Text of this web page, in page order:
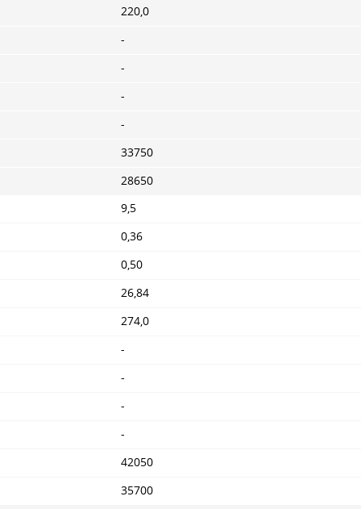
220,0
-
-
-
-
33750
28650
9,5
0,36
0,50
26,84
274,0
-
-
-
-
42050
35700